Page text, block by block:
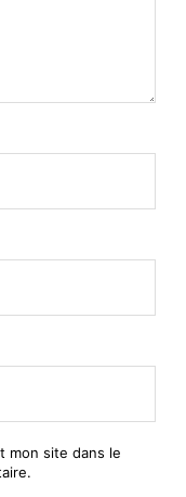
mon site dans le